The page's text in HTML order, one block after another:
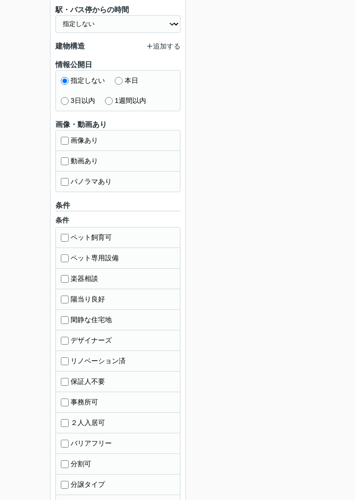
駅・バス停からの時間
建物構造 追加する
情報公開日
指定しない 本日
3日以内 1週間以内
画像・動画あり
画像あり
動画あり
パノラマあり
条件
条件
ペット飼育可
ペット専用設備
楽器相談
陽当り良好
閑静な住宅地
デザイナーズ
リノベーション済
保証人不要
事務所可
２人入居可
バリアフリー
分割可
分譲タイプ